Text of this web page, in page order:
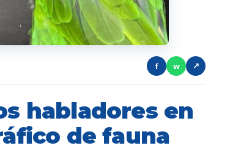
f w ↗
habladores en
de fauna